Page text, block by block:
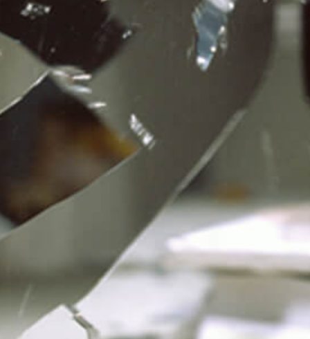
L'ALPINE / L'ÉCRAN
D'ÉPINGLES
DEVENIR MEMBRE
NOUS JOINDRE
MÉDIATHÈQUE